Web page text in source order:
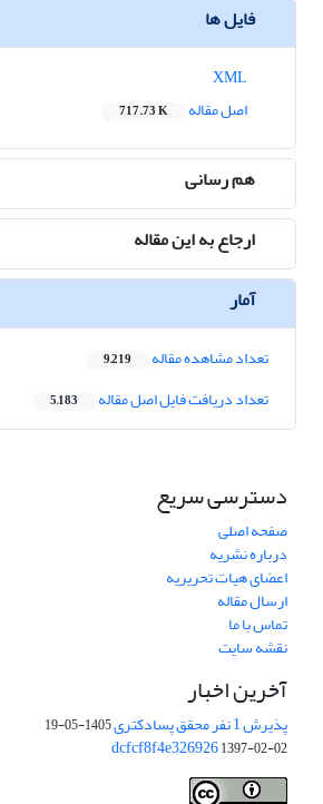
فایل ها
اصل مقاله
717.73 K
هم رسانی
ارجاع به این مقاله
آمار
تعداد مشاهده مقاله 9,219
تعداد دریافت فایل اصل مقاله 5,183
دسترسی سریع
صفحه اصلی
درباره نشریه
اعضای هیات تحریریه
ارسال مقاله
تماس با ما
نقشه سایت
آخرین اخبار
پذیرش 1 نفر محقق پسادکتری 1405-05-19
dcfcf8f4e3269261397-02-02